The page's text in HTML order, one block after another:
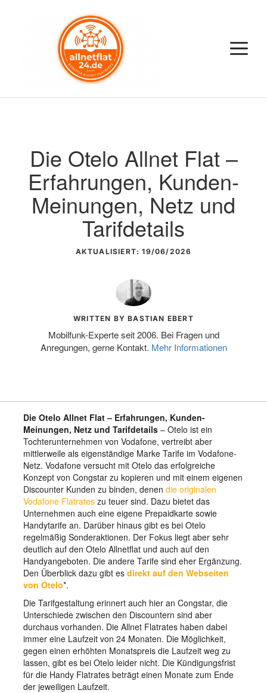
Die Otelo Allnet Flat –
Erfahrungen, Kunden-
Meinungen, Netz und
Tarifdetails
AKTUALISIERT:19/06/2026
WRITTEN BY BASTIAN EBERT
Mobilfunk-Experte seit 2006. Bei Fragen und
Anregungen, gerne Kontakt. Mehr Informationen
Die Otelo Allnet Flat – Erfahrungen, Kunden-
Meinungen, Netz und Tarifdetails – Otelo ist ein
Tochterunternehmen von Vodafone, vertreibt aber
mittlerweile als eigenständige Marke Tarife im Vodafone-
Netz. Vodafone versucht mit Otelo das erfolgreiche
Konzept von Congstar zu kopieren und mit einem eigenen
Discounter Kunden zu binden, denen die originalen
Vodafone Flatrates zu teuer sind. Dazu bietet das
Unternehmen auch eine eigene Prepaidkarte sowie
Handytarife an. Darüber hinaus gibt es bei Otelo
regelmäßig Sonderaktionen. Der Fokus liegt aber sehr
deutlich auf den Otelo Allnetflat und auch auf den
Handyangeboten. Die andere Tarife sind eher Ergänzung.
Den Überblick dazu gibt es direkt auf den Webseiten
von Otelo*.
Die Tarifgestaltung erinnert auch hier an Congstar, die
Unterschiede zwischen den Discountern sind aber
durchaus vorhanden. Die Allnet Flatrates haben dabei
immer eine Laufzeit von 24 Monaten. Die Möglichkeit,
gegen einen erhöhten Monatspreis die Laufzeit weg zu
lassen, gibt es bei Otelo leider nicht. Die Kündigungsfrist
für die Handy Flatrates beträgt einen Monate zum Ende
der jeweiligen Laufzeit.